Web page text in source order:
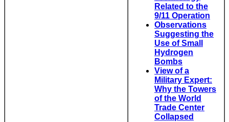
Related to the
9/11 Operation
Observations
Suggesting the
Use of Small
Hydrogen
Bombs
View of a
Military Expert:
Why the Towers
of the World
Trade Center
Collapsed